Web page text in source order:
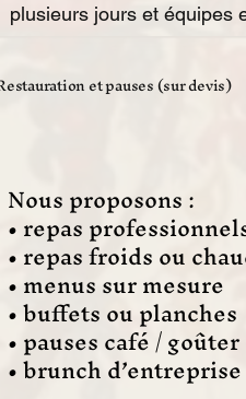
plusieurs jours et équipes
et pauses (sur devis)
Nous proposons :
• repas
• repas froids ou
• menus sur mesure
• buffets ou planches
• pauses café / goûter
• brunch